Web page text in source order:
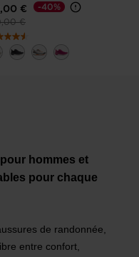
€
réduit de
€à
-40%
hommes et
pour chaque
de randonnée,
entre confort,